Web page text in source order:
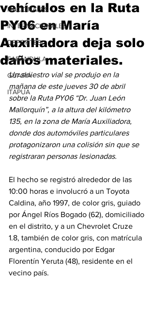
NACIONALES
INTERNACIONALES
DEPORTES
FARANDULA
GUAIRÁ
ITAPUA
vehículos en la Ruta
PY06 en María
Auxiliadora deja solo
daños materiales.
Un siniestro vial se produjo en la
mañana de este jueves 30 de abril
sobre la Ruta PY06 “Dr. Juan León
Mallorquín”, a la altura del kilómetro
135, en la zona de María Auxiliadora,
donde dos automóviles particulares
protagonizaron una colisión sin que se
registraran personas lesionadas.
El hecho se registró alrededor de las
10:00 horas e involucró a un Toyota
Caldina, año 1997, de color gris, guiado
por Ángel Ríos Bogado (62), domiciliado
en el distrito, y a un Chevrolet Cruze
1.8, también de color gris, con matrícula
argentina, conducido por Edgar
Florentín Yeruta (48), residente en el
vecino país.